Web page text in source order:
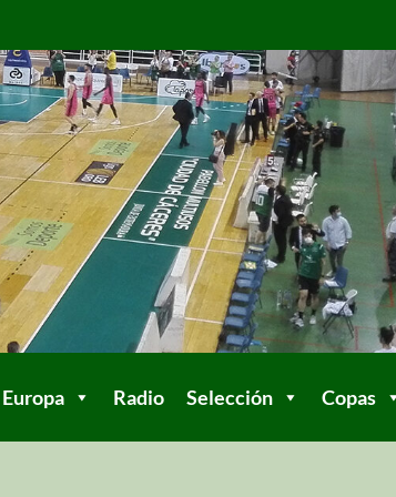
Europa Radio Selección Copas